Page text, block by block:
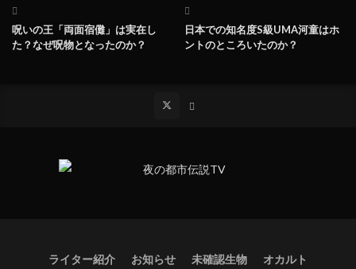
呪いの王「両面宿儺」は実在し
た？なぜ呪物となったのか？
日本での知名度S級UMA河童はホ
ントのところいたのか？
ライター紹介 お知らせ 未確認生物 オカルト